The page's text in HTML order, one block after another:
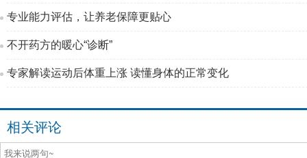
专业能力评估，让养老保障更贴心
不开药方的暖心“诊断”
专家解读运动后体重上涨 读懂身体的正常变化
相关评论